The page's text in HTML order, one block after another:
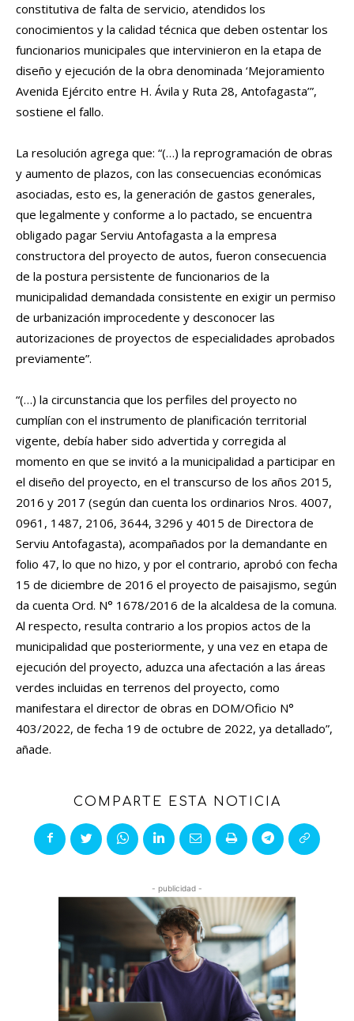
constitutiva de falta de servicio, atendidos los
conocimientos y la calidad técnica que deben ostentar los
funcionarios municipales que intervinieron en la etapa de
diseño y ejecución de la obra denominada ‘Mejoramiento
Avenida Ejército entre H. Ávila y Ruta 28, Antofagasta’”,
sostiene el fallo.
La resolución agrega que: “(…) la reprogramación de obras
y aumento de plazos, con las consecuencias económicas
asociadas, esto es, la generación de gastos generales,
que legalmente y conforme a lo pactado, se encuentra
obligado pagar Serviu Antofagasta a la empresa
constructora del proyecto de autos, fueron consecuencia
de la postura persistente de funcionarios de la
municipalidad demandada consistente en exigir un permiso
de urbanización improcedente y desconocer las
autorizaciones de proyectos de especialidades aprobados
previamente”.
“(…) la circunstancia que los perfiles del proyecto no
cumplían con el instrumento de planificación territorial
vigente, debía haber sido advertida y corregida al
momento en que se invitó a la municipalidad a participar en
el diseño del proyecto, en el transcurso de los años 2015,
2016 y 2017 (según dan cuenta los ordinarios Nros. 4007,
0961, 1487, 2106, 3644, 3296 y 4015 de Directora de
Serviu Antofagasta), acompañados por la demandante en
folio 47, lo que no hizo, y por el contrario, aprobó con fecha
15 de diciembre de 2016 el proyecto de paisajismo, según
da cuenta Ord. N° 1678/2016 de la alcaldesa de la comuna.
Al respecto, resulta contrario a los propios actos de la
municipalidad que posteriormente, y una vez en etapa de
ejecución del proyecto, aduzca una afectación a las áreas
verdes incluidas en terrenos del proyecto, como
manifestara el director de obras en DOM/Oficio N°
403/2022, de fecha 19 de octubre de 2022, ya detallado”,
añade.
COMPARTE ESTA NOTICIA
- publicidad -